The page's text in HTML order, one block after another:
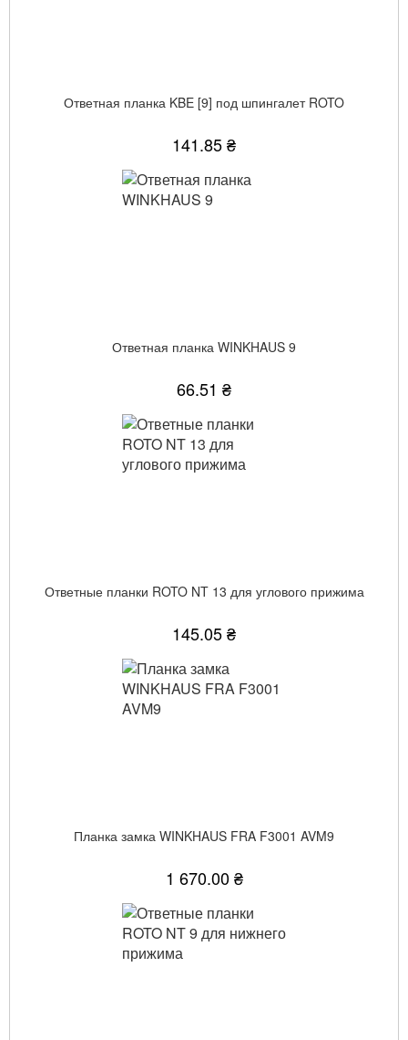
Ответная планка KBE [9] под шпингалет ROTO
141.85 ₴
Ответная планка WINKHAUS 9
66.51 ₴
Ответные планки ROTO NT 13 для углового прижима
145.05 ₴
Планка замка WINKHAUS FRA F3001 AVM9
1 670.00 ₴